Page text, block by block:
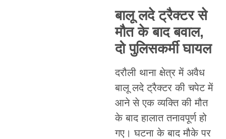
बालू लदे ट्रैक्टर से
मौत के बाद बवाल,
दो पुलिसकर्मी घायल
दरौली थाना क्षेत्र में अवैध
बालू लदे ट्रैक्टर की चपेट में
आने से एक व्यक्ति की मौत
के बाद हालात तनावपूर्ण हो
गए। घटना के बाद मौके पर